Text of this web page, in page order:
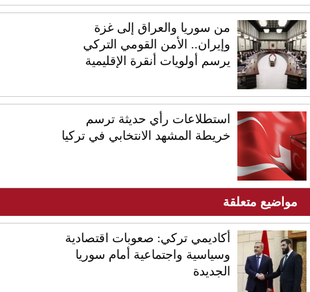
من سوريا والعراق إلى غزة
وإيران.. الأمن القومي التركي
يرسم أولويات أنقرة الإقليمية
استطلاعات رأي حديثة ترسم
خريطة المشهد الانتخابي في تركيا
مواضيع متعلقة
أكاديمي تركي: صعوبات اقتصادية
وسياسية واجتماعية أمام سوريا
الجديدة